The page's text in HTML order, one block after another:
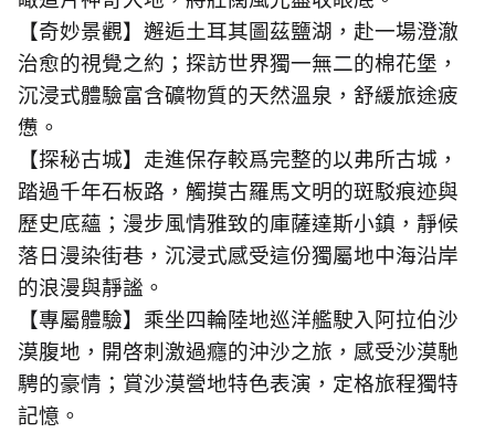
【奇妙景觀】邂逅土耳其圖茲鹽湖，赴一場澄澈
治愈的視覺之約；探訪世界獨一無二的棉花堡，
沉浸式體驗富含礦物質的天然溫泉，舒緩旅途疲
憊。
【探秘古城】走進保存較爲完整的以弗所古城，
踏過千年石板路，觸摸古羅馬文明的斑駁痕迹與
歷史底蘊；漫步風情雅致的庫薩達斯小鎮，靜候
落日漫染街巷，沉浸式感受這份獨屬地中海沿岸
的浪漫與靜謐。
【專屬體驗】乘坐四輪陸地巡洋艦駛入阿拉伯沙
漠腹地，開啓刺激過癮的沖沙之旅，感受沙漠馳
騁的豪情；賞沙漠營地特色表演，定格旅程獨特
記憶。